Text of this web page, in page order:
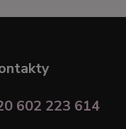
602 223 614